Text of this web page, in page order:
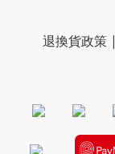
退換貨政策